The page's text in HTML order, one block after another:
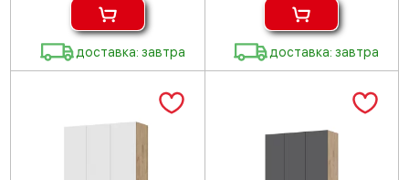
доставка: завтра доставка: завтра